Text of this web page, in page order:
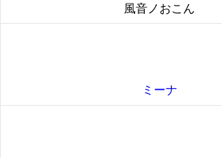
風音ノおこん
ミーナ